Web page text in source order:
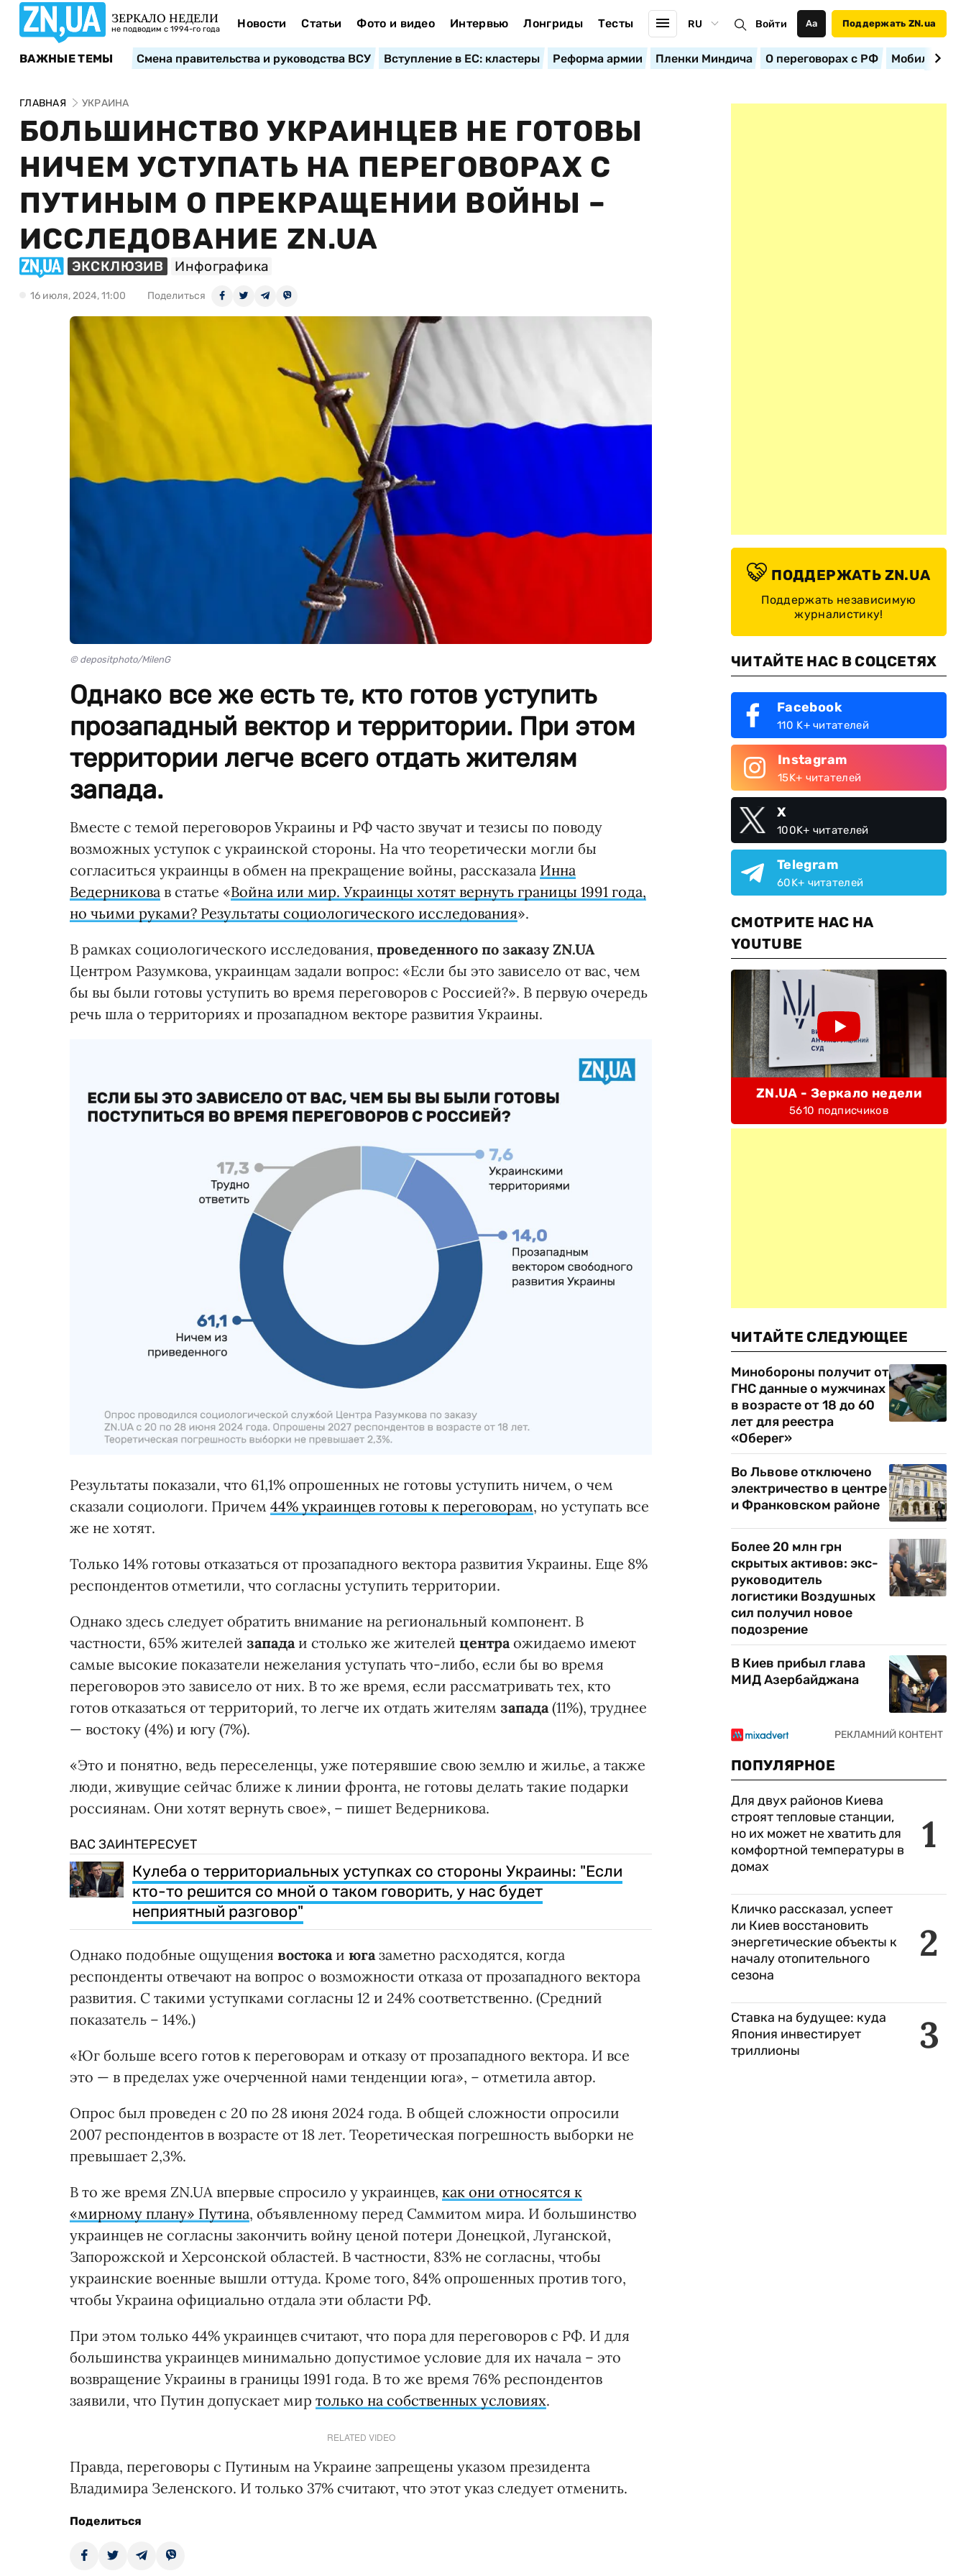
ЗЕРКАЛО НЕДЕЛИ
не подводим с 1994-го года Новости Статьи Фото и видео Интервью Лонгриды Тесты RU Войти Аа Поддержать ZN.ua
ВАЖНЫЕ ТЕМЫ Смена правительства и руководства ВСУ Вступление в ЕС: кластеры Реформа армии Пленки Миндича О переговорах с РФ
ГЛАВНАЯ УКРАИНА
БОЛЬШИНСТВО УКРАИНЦЕВ НЕ ГОТОВЫ
НИЧЕМ УСТУПАТЬ НА ПЕРЕГОВОРАХ С
ПУТИНЫМ О ПРЕКРАЩЕНИИ ВОЙНЫ –
ИССЛЕДОВАНИЕ ZN.UA
ЭКСКЛЮЗИВ Инфографика
16 июля, 2024, 11:00 Поделиться
© depositphoto/MilenG
Однако все же есть те, кто готов уступить
прозападный вектор и территории. При этом
территории легче всего отдать жителям
запада.
Вместе с темой переговоров Украины и РФ часто звучат и тезисы по поводу
возможных уступок с украинской стороны. На что теоретически могли бы
согласиться украинцы в обмен на прекращение войны, рассказала Инна
Ведерникова в статье «Война или мир. Украинцы хотят вернуть границы 1991 года,
но чьими руками? Результаты социологического исследования».
В рамках социологического исследования, проведенного по заказу ZN.UA
Центром Разумкова, украинцам задали вопрос: «Если бы это зависело от вас, чем
бы вы были готовы уступить во время переговоров с Россией?». В первую очередь
речь шла о территориях и прозападном векторе развития Украины.
Результаты показали, что 61,1% опрошенных не готовы уступить ничем, о чем
сказали социологи. Причем 44% украинцев готовы к переговорам, но уступать все
же не хотят.
Только 14% готовы отказаться от прозападного вектора развития Украины. Еще 8%
респондентов отметили, что согласны уступить территории.
Однако здесь следует обратить внимание на региональный компонент. В
частности, 65% жителей западаи столько же жителей центраожидаемо имеют
самые высокие показатели нежелания уступать что-либо, если бы во время
переговоров это зависело от них. В то же время, если рассматривать тех, кто
готов отказаться от территорий, то легче их отдать жителям запада(11%), труднее
— востоку (4%) и югу (7%).
«Это и понятно, ведь переселенцы, уже потерявшие свою землю и жилье, а также
люди, живущие сейчас ближе к линии фронта, не готовы делать такие подарки
россиянам. Они хотят вернуть свое», – пишет Ведерникова.
ВАС ЗАИНТЕРЕСУЕТ
Кулеба о территориальных уступках со стороны Украины: "Если
кто-то решится со мной о таком говорить, у нас будет
неприятный разговор"
Однако подобные ощущения востокаи югазаметно расходятся, когда
респонденты отвечают на вопрос о возможности отказа от прозападного вектора
развития. С такими уступками согласны 12 и 24% соответственно. (Средний
показатель – 14%.)
«Юг больше всего готов к переговорам и отказу от прозападного вектора. И все
это — в пределах уже очерченной нами тенденции юга», – отметила автор.
Опрос был проведен с 20 по 28 июня 2024 года. В общей сложности опросили
2007 респондентов в возрасте от 18 лет. Теоретическая погрешность выборки не
превышает 2,3%.
В то же время ZN.UA впервые спросило у украинцев, как они относятся к
«мирному плану» Путина, объявленному перед Саммитом мира. И большинство
украинцев не согласны закончить войну ценой потери Донецкой, Луганской,
Запорожской и Херсонской областей. В частности, 83% не согласны, чтобы
украинские военные вышли оттуда. Кроме того, 84% опрошенных против того,
чтобы Украина официально отдала эти области РФ.
При этом только 44% украинцев считают, что пора для переговоров с РФ. И для
большинства украинцев минимально допустимое условие для их начала – это
возвращение Украины в границы 1991 года. В то же время 76% респондентов
заявили, что Путин допускает мир только на собственных условиях.
RELATED VIDEO
Правда, переговоры с Путиным на Украине запрещены указом президента
Владимира Зеленского. И только 37% считают, что этот указ следует отменить.
Поделиться
ПОДДЕРЖАТЬ ZN.UA
Поддержать независимую
журналистику!
ЧИТАЙТЕ НАС В СОЦСЕТЯХ
Facebook
110 K+ читателей
Instagram
15K+ читателей
X
100K+ читателей
Telegram
60K+ читателей
СМОТРИТЕ НАС НА
YOUTUBE
ZN.UA - Зеркало недели
5610 подписчиков
ЧИТАЙТЕ СЛЕДУЮЩЕЕ
Минобороны получит от
ГНС данные о мужчинах
в возрасте от 18 до 60
лет для реестра
«Оберег»
Во Львове отключено
электричество в центре
и Франковском районе
Более 20 млн грн
скрытых активов: экс-
руководитель
логистики Воздушных
сил получил новое
подозрение
В Киев прибыл глава
МИД Азербайджана
ПОПУЛЯРНОЕ
1
Для двух районов Киева
строят тепловые станции,
но их может не хватить для
комфортной температуры в
домах
2
Кличко рассказал, успеет
ли Киев восстановить
энергетические объекты к
началу отопительного
сезона
3
Ставка на будущее: куда
Япония инвестирует
триллионы